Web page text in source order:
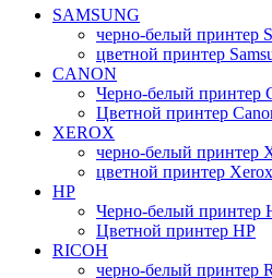
SAMSUNG
черно-белый принтер
цветной принтер
CANON
Черно-белый принтер
Цветной принтер
XEROX
черно-белый принтер
цветной принтер Xerox
HP
Черно-белый принтер
Цветной принтер HP
RICOH
черно-белый принтер